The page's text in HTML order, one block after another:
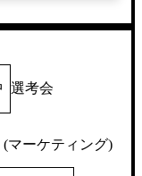
選考会
(マーケティング)